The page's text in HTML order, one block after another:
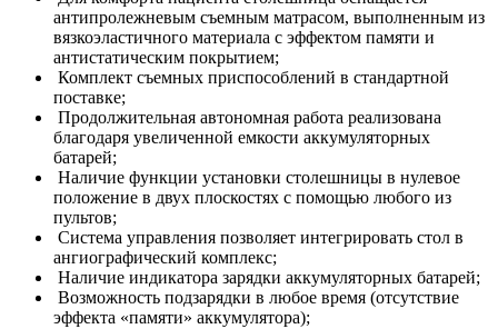
антипролежневым съемным матрасом, выполненным из
вязкоэластичного материала с эффектом памяти и
антистатическим покрытием;
Комплект съемных приспособлений в стандартной
поставке;
Продолжительная автономная работа реализована
благодаря увеличенной емкости аккумуляторных
батарей;
Наличие функции установки столешницы в нулевое
положение в двух плоскостях с помощью любого из
пультов;
Система управления позволяет интегрировать стол в
ангиографический комплекс;
Наличие индикатора зарядки аккумуляторных батарей;
Возможность подзарядки в любое время (отсутствие
эффекта «памяти» аккумулятора);